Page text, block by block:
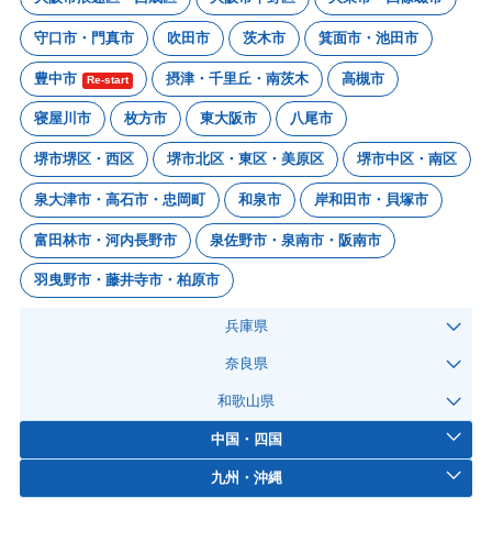
守口市・門真市 吹田市 茨木市 箕面市・池田市
豊中市 Re-start 摂津・千里丘・南茨木 高槻市
寝屋川市 枚方市 東大阪市 八尾市
堺市堺区・西区 堺市北区・東区・美原区 堺市中区・南区
泉大津市・高石市・忠岡町 和泉市 岸和田市・貝塚市
富田林市・河内長野市 泉佐野市・泉南市・阪南市
羽曳野市・藤井寺市・柏原市
兵庫県
奈良県
和歌山県
中国・四国
九州・沖縄